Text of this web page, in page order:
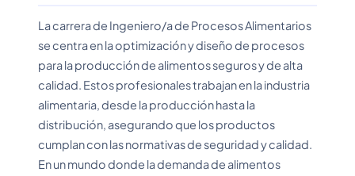
La carrera de Ingeniero/a de Procesos Alimentarios
se centra en la optimización y diseño de procesos
para la producción de alimentos seguros y de alta
calidad. Estos profesionales trabajan en la industria
alimentaria, desde la producción hasta la
distribución, asegurando que los productos
cumplan con las normativas de seguridad y calidad.
En un mundo donde la demanda de alimentos